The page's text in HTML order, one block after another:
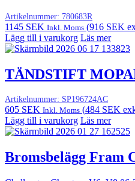
Artikelnummer: 780683R
1145 SEK Inkl. Moms (916 SEK
Lägg till i varukorg Läs mer
TÄNDSTIFT
Artikelnummer: SP196724AC
605 SEK Inkl. Moms (484 SEK
Lägg till i varukorg Läs mer
Bromsbelägg Fram